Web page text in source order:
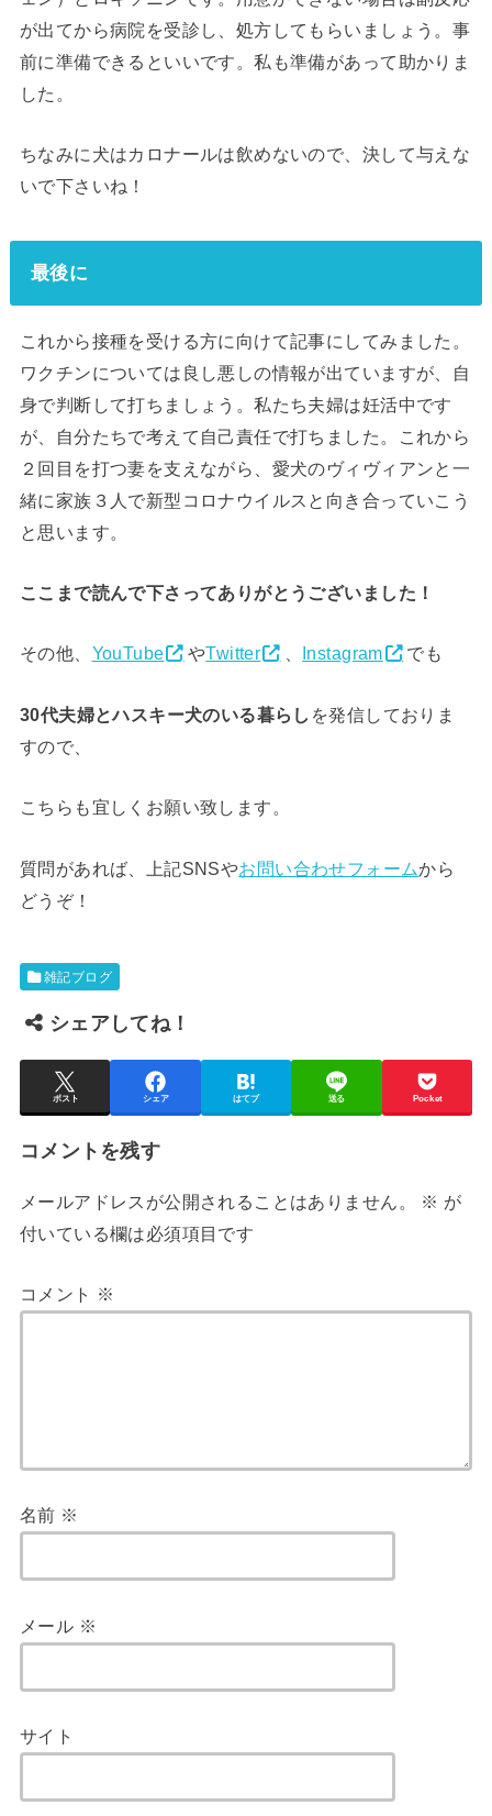
が出てから病院を受診し、処方してもらいましょう。事
前に準備できるといいです。私も準備があって助かりま
した。
ちなみに犬はカロナールは飲めないので、決して与えな
いで下さいね！
最後に
これから接種を受ける方に向けて記事にしてみました。
ワクチンについては良し悪しの情報が出ていますが、自
身で判断して打ちましょう。私たち夫婦は妊活中です
が、自分たちで考えて自己責任で打ちました。これから
２回目を打つ妻を支えながら、愛犬のヴィヴィアンと一
緒に家族３人で新型コロナウイルスと向き合っていこう
と思います。
ここまで読んで下さってありがとうございました！
その他、 YouTube やTwitter Instagram でも
30代夫婦とハスキー犬のいる暮らし を発信しておりま
すので、
こちらも宜しくお願い致します。
質問があれば、上記SNSやお問い合わせフォームから
どうぞ！
雑記ブログ
シェアしてね！
ポスト シェア はてブ 送る Pocket
コメントを残す
メールアドレスが公開されることはありません。 ※ が
付いている欄は必須項目です
コメント ※
名前 ※
メール ※
サイト